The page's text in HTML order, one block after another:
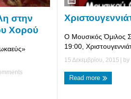
στην
Χορού
Ο Μουσικός Όμιλος
19:00,
15 Δεκεμβρίου, 2015 | by
Read more